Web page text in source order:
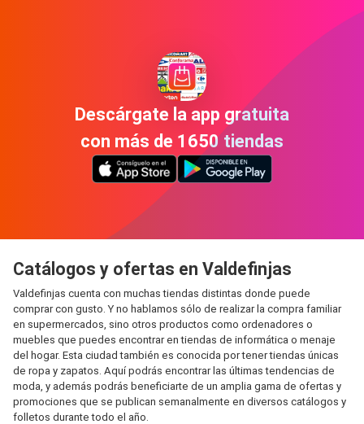
Descárgate la app gratuita
con más de 1650 tiendas
Catálogos y ofertas en Valdefinjas
Valdefinjas cuenta con muchas tiendas distintas donde puede
comprar con gusto. Y no hablamos sólo de realizar la compra familiar
en supermercados, sino otros productos como ordenadores o
muebles que puedes encontrar en tiendas de informática o menaje
del hogar. Esta ciudad también es conocida por tener tiendas únicas
de ropa y zapatos. Aquí podrás encontrar las últimas tendencias de
moda, y además podrás beneficiarte de un amplia gama de ofertas y
promociones que se publican semanalmente en diversos catálogos y
folletos durante todo el año.